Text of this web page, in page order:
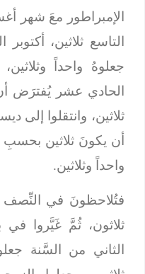
الإمبراطور معَ شهر
التاسع ثلاثين،
جعلوهُ واحداً
الحادي عشر يُفترَض أن
ثلاثين، وانتقلوا إلى
أن يكونَ ثلاثين بحسبِ
واحداً وثلاثين.
فتُلاحظونَ في النِّصف
ثلاثون، ثُمَّ غَيَّروا في
الثاني من السَّنة